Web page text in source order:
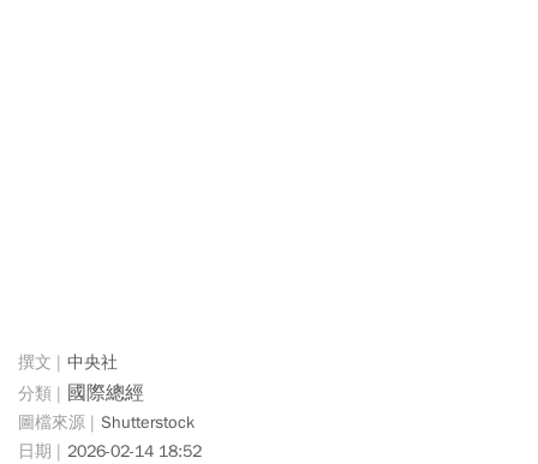
中央社
國際總經
Shutterstock
2026-02-14 18:52